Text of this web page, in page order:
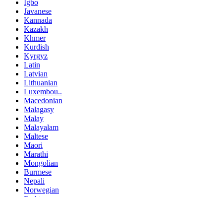
Igbo
Javanese
Kannada
Kazakh
Khmer
Kurdish
Kyrgyz
Latin
Latvian
Lithuanian
Luxembou..
Macedonian
Malagasy
Malay
Malayalam
Maltese
Maori
Marathi
Mongolian
Burmese
Nepali
Norwegian